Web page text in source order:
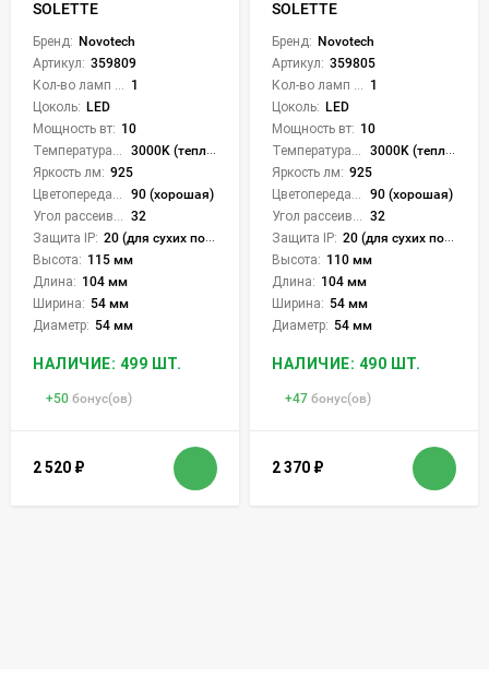
SOLETTE
Бренд: Novotech
Артикул: 359809
1
Цоколь: LED
Мощность вт: 10
3000K (теплый)
Яркость лм: 925
90 (хорошая)
32
Защита IP: 20 (для сухих пом.)
Высота: 115 мм
Длина: 104 мм
Ширина: 54 мм
Диаметр: 54 мм
НАЛИЧИЕ: 499 ШТ.
+50 бонус(ов)
2 520 ₽
SOLETTE
Бренд: Novotech
Артикул: 359805
1
Цоколь: LED
Мощность вт: 10
3000K (теплый)
Яркость лм: 925
90 (хорошая)
32
Защита IP: 20 (для сухих пом.)
Высота: 110 мм
Длина: 104 мм
Ширина: 54 мм
Диаметр: 54 мм
НАЛИЧИЕ: 490 ШТ.
+47 бонус(ов)
2 370 ₽